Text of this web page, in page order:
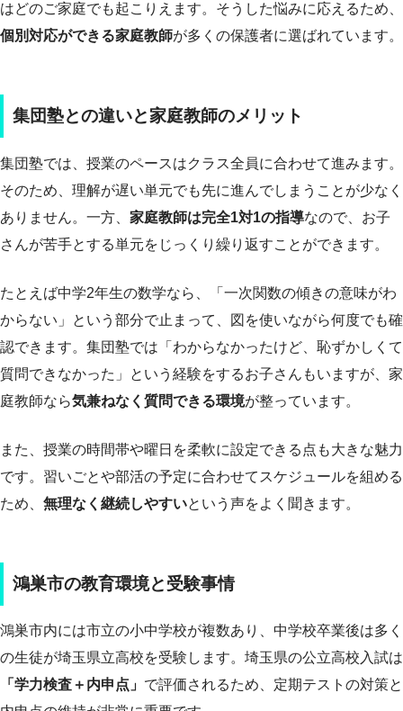
はどのご家庭でも起こりえます。そうした悩みに応えるため、
個別対応ができる家庭教師が多くの保護者に選ばれています。
集団塾との違いと家庭教師のメリット
集団塾では、授業のペースはクラス全員に合わせて進みます。
そのため、理解が遅い単元でも先に進んでしまうことが少なく
ありません。一方、 家庭教師は完全1対1の指導なので、お子
さんが苦手とする単元をじっくり繰り返すことができます。
たとえば中学2年生の数学なら、「一次関数の傾きの意味がわ
からない」という部分で止まって、図を使いながら何度でも確
認できます。集団塾では「わからなかったけど、恥ずかしくて
質問できなかった」という経験をするお子さんもいますが、家
庭教師なら気兼ねなく質問できる環境が整っています。
また、授業の時間帯や曜日を柔軟に設定できる点も大きな魅力
です。習いごとや部活の予定に合わせてスケジュールを組める
ため、 無理なく継続しやすいという声をよく聞きます。
鴻巣市の教育環境と受験事情
鴻巣市内には市立の小中学校が複数あり、中学校卒業後は多く
の生徒が埼玉県立高校を受験します。埼玉県の公立高校入試は
「学力検査＋内申点」 で評価されるため、定期テストの対策と